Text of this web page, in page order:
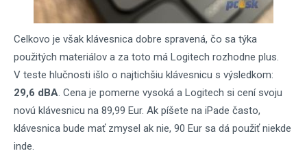
Celkovo je však klávesnica dobre spravená, čo sa týka
použitých materiálov a za toto má Logitech rozhodne plus.
V teste hlučnosti išlo o najtichšiu klávesnicu s výsledkom:
29,6 dBA. Cena je pomerne vysoká a Logitech si cení svoju
novú klávesnicu na 89,99 Eur. Ak píšete na iPade často,
klávesnica bude mať zmysel ak nie, 90 Eur sa dá použiť niekde
inde.